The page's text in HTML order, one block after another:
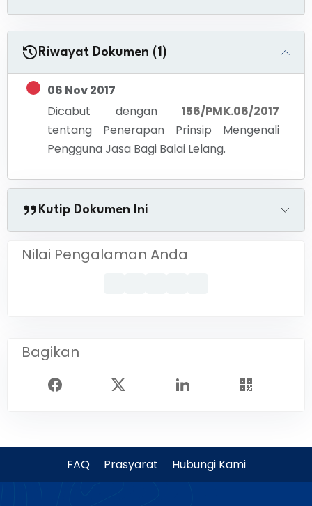
Riwayat Dokumen (1)
06 Nov 2017
Dicabut dengan
156/PMK.06/2017
tentang Penerapan Prinsip Mengenali
Pengguna Jasa Bagi Balai Lelang.
Kutip Dokumen Ini
Nilai Pengalaman Anda
Bagikan
FAQ Prasyarat Hubungi Kami